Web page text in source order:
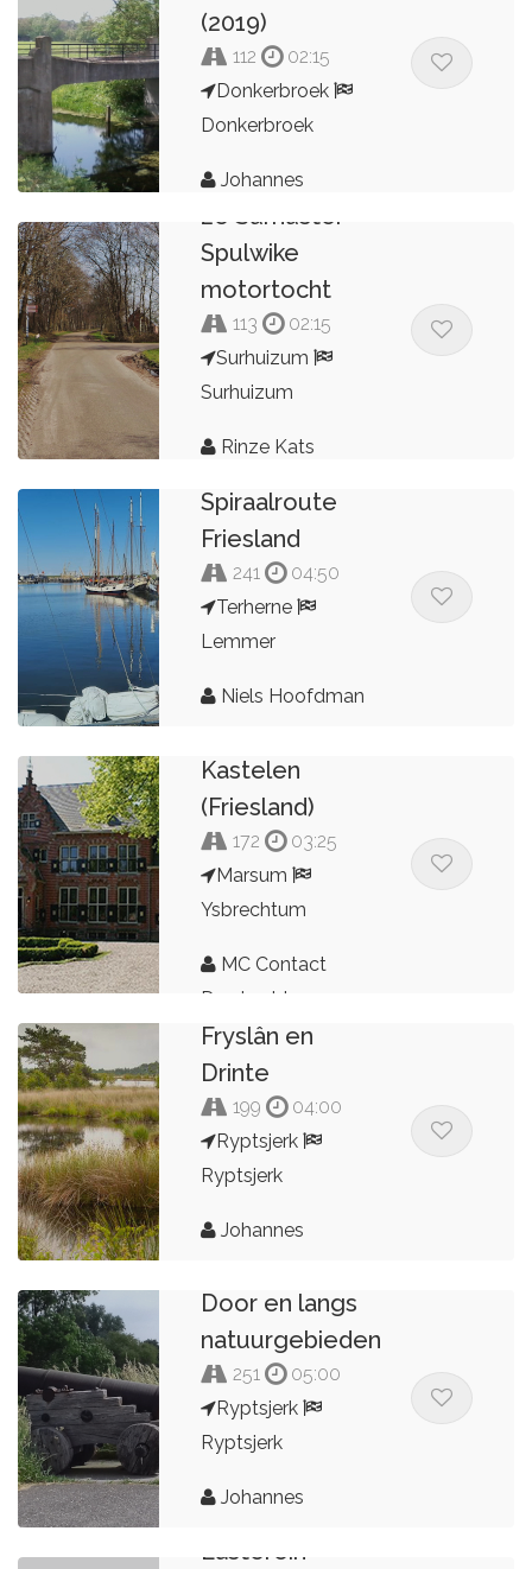
(2019)
112
02:15
Donkerbroek
Donkerbroek
Johannes
2e Surhuster
Spulwike
motortocht
113
02:15
Surhuizum
Surhuizum
Rinze Kats
Spiraalroute
Friesland
241
04:50
Terherne
Lemmer
Niels Hoofdman
Kastelen
(Friesland)
172
03:25
Marsum
Ysbrechtum
MC Contact
Dordrecht
Fryslân en
Drinte
199
04:00
Ryptsjerk
Ryptsjerk
Johannes
Door en langs
natuurgebieden
251
05:00
Ryptsjerk
Ryptsjerk
Johannes
Easterein -